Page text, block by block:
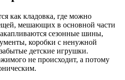
как кладовка, где можно
мешающих в основной части
сезонные шины,
коробки с ненужной
детские игрушки.
не происходит, а потому